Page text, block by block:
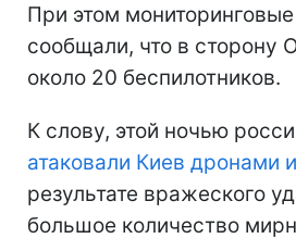
При этом
сообщали, что в сторону
около 20 беспилотников.
К слову, этой ночью
атаковали Киев дронами
результате вражеского
большое количество